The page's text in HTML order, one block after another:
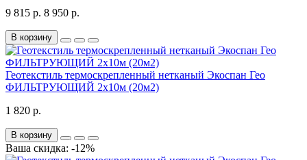
9 815 р. 8 950 р.
В корзину
Геотекстиль термоскрепленный нетканый Экоспан Гео
ФИЛЬТРУЮЩИЙ 2х10м (20м2)
1 820 р.
В корзину
Ваша скидка: -12%